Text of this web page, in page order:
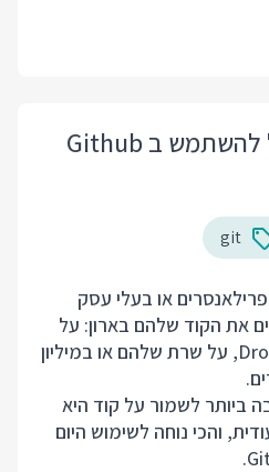
איך (ולמה) להתחיל להשתמש ב Github
git
או בעלי עסק
את הקוד שלהם בארון: על
המחשב, מסונכרן ב Dropbox, על שרת שלהם או במיליון
ביותר לשמור על קוד היא
והכי נוחה לשימוש היום